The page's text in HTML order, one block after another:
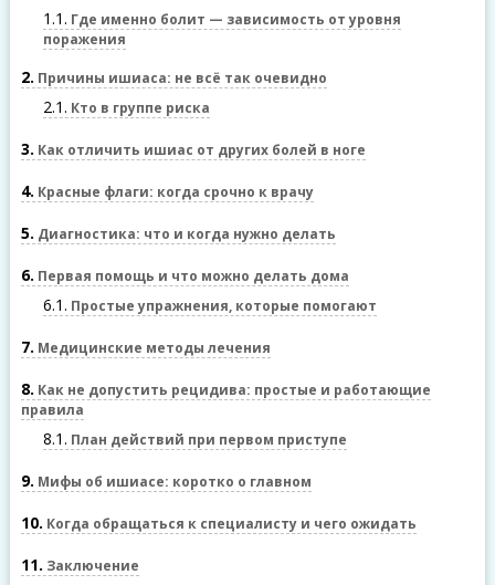
1.1 Где именно болит — зависимость от уровня
поражения
2 Причины ишиаса: не всё так очевидно
2.1 Кто в группе риска
3 Как отличить ишиас от других болей в ноге
4 Красные флаги: когда срочно к врачу
5 Диагностика: что и когда нужно делать
6 Первая помощь и что можно делать дома
6.1 Простые упражнения, которые помогают
7 Медицинские методы лечения
8 Как не допустить рецидива: простые и работающие
правила
8.1 План действий при первом приступе
9 Мифы об ишиасе: коротко о главном
10 Когда обращаться к специалисту и чего ожидать
11 Заключение